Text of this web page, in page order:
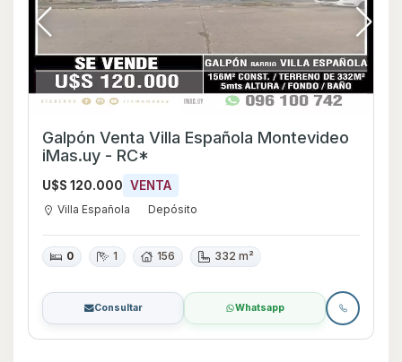
Galpón Venta Villa Española Montevideo
iMas.uy - RC*
U$S 120.000 VENTA
Villa Española Depósito
0 1 156 332 m²
Consultar Whatsapp